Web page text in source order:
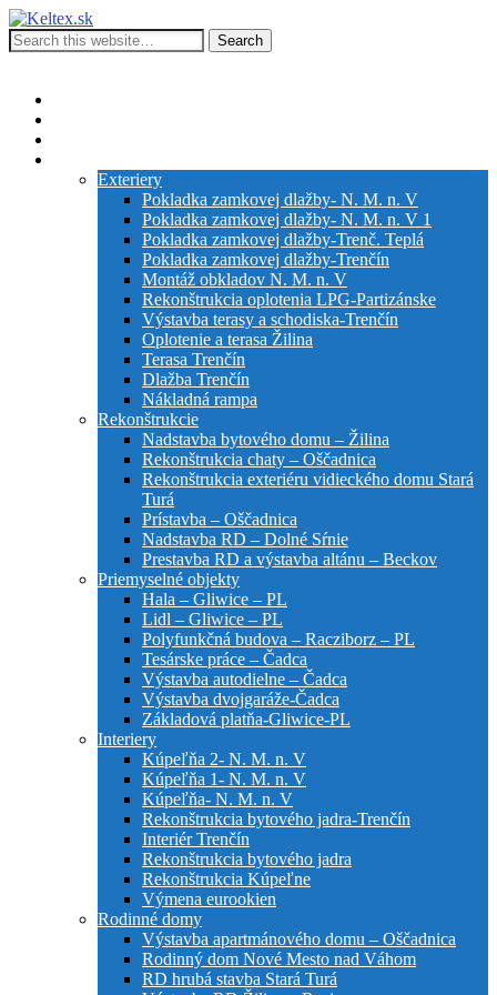
Kompletná stavebná činnosť
Exteriery
Pokladka zamkovej dlažby- N. M. n. V
Pokladka zamkovej dlažby- N. M. n. V 1
Pokladka zamkovej dlažby-Trenč. Teplá
Pokladka zamkovej dlažby-Trenčín
Montáž obkladov N. M. n. V
Rekonštrukcia oplotenia LPG-Partizánske
Výstavba terasy a schodiska-Trenčín
Oplotenie a terasa Žilina
Terasa Trenčín
Dlažba Trenčín
Nákladná rampa
Rekonštrukcie
Nadstavba bytového domu – Žilina
Rekonštrukcia chaty – Oščadnica
Rekonštrukcia exteriéru vidieckého domu Stará
Turá
Prístavba – Oščadnica
Nadstavba RD – Dolné Sŕnie
Prestavba RD a výstavba altánu – Beckov
Priemyselné objekty
Hala – Gliwice – PL
Lidl – Gliwice – PL
Polyfunkčná budova – Racziborz – PL
Tesárske práce – Čadca
Výstavba autodielne – Čadca
Výstavba dvojgaráže-Čadca
Základová platňa-Gliwice-PL
Interiery
Kúpeľňa 2- N. M. n. V
Kúpeľňa 1- N. M. n. V
Kúpeľňa- N. M. n. V
Rekonštrukcia bytového jadra-Trenčín
Interiér Trenčín
Rekonštrukcia bytového jadra
Rekonštrukcia Kúpeľne
Výmena eurookien
Rodinné domy
Výstavba apartmánového domu – Oščadnica
Rodinný dom Nové Mesto nad Váhom
RD hrubá stavba Stará Turá